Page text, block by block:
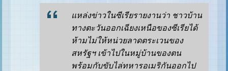
แหล่งข่าวในซีเรียรายงานว่า ชาวบ้าน
ทางตะวันออกเฉียงเหนือของซีเรียได้
ห้ามไม่ให้หน่วยลาดตระเวนของ
สหรัฐฯ เข้าไปในหมู่บ้านของตน
พร้อมกับขับไล่ทหารอเมริกันออกไป